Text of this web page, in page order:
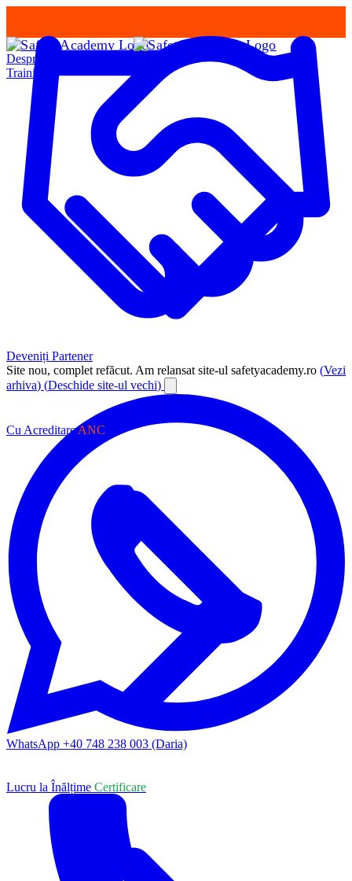
Deveniți Partener
Site nou, complet refăcut. Am relansat site-ul safetyacademy.ro (Vezi
arhiva) (Deschide site-ul vechi)
WhatsApp +40 748 238 003 (Daria)
Despre Noi
Training
Cu AcreditareANC
Lucru la Înălțime Certificare